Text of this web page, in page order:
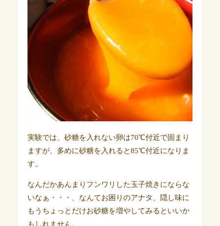
実験では、 砂糖を入れない卵は70℃付近で固まり
ますが、多めに砂糖を入れると85℃付近になりま
す。
なんだかあんまりフンワリした玉子焼きにならな
いなぁ・・・、なんてお困りのアナタ、隠し味に
もうちょっとだけお砂糖を増やしてみるといいか
もしれません。